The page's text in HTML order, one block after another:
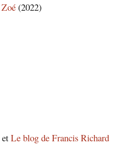
Zoé (2022)
et Le blog de Francis Richard